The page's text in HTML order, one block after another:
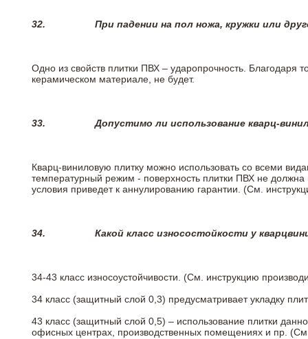
32. При падении на пол ножа, кружки или
Одно из свойств плитки ПВХ – ударопрочность. Благодаря
керамическом материале, не будет.
33.Допустимо ли использование кварц-
Кварц-виниловую плитку можно использовать со всеми
температурный режим - поверхность плитки ПВХ не
условия приведет к аннулированию гарантии. (См.
34. Какой класс износостойкости у
34-43 класс износоустойчивости. (См. инструкцию
34 класс (защитный слой 0,3) предусматривает укладку
43 класс (защитный слой 0,5) – использование плитки
офисных центрах, производственных помещениях и пр.